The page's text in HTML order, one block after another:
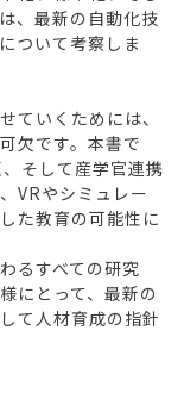
、最新の自動化技
ついて考察しま
ていくためには、
欠です。本書で
そして産学官連携
VRやシミュレー
た教育の可能性に
るすべての研究
にとって、最新の
て人材育成の指針